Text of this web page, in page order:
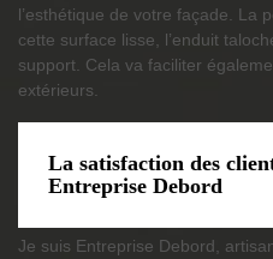
l’esthétique de votre façade. La
cette surface lisse, l’enduit
support. Cela va faciliter
extérieurs.
La satisfaction des
Entreprise Debord
Je suis Entreprise Debord,